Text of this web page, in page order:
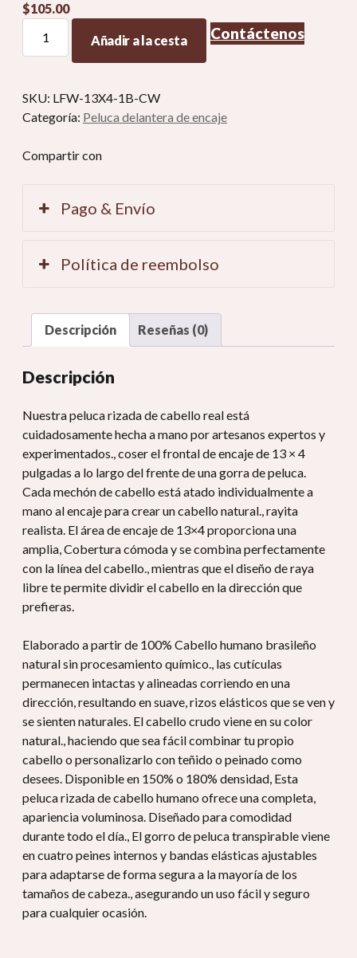
$105.00
rizada
real
Pelucas
de
cantidad
Añadir a la cesta Contáctenos
SKU: LFW-13X4-1B-CW
Categoría: Peluca delantera de encaje
Compartir con
Pago & Envío
Política de reembolso
Descripción Reseñas (0)
Descripción
Nuestra peluca rizada de cabello real está
cuidadosamente hecha a mano por artesanos expertos y
experimentados., coser el frontal de encaje de 13 × 4
pulgadas a lo largo del frente de una gorra de peluca.
Cada mechón de cabello está atado individualmente a
mano al encaje para crear un cabello natural., rayita
realista. El área de encaje de 13×4 proporciona una
amplia, Cobertura cómoda y se combina perfectamente
con la línea del cabello., mientras que el diseño de raya
libre te permite dividir el cabello en la dirección que
prefieras.
Elaborado a partir de 100% Cabello humano brasileño
natural sin procesamiento químico., las cutículas
permanecen intactas y alineadas corriendo en una
dirección, resultando en suave, rizos elásticos que se ven y
se sienten naturales. El cabello crudo viene en su color
natural., haciendo que sea fácil combinar tu propio
cabello o personalizarlo con teñido o peinado como
desees. Disponible en 150% o 180% densidad, Esta
peluca rizada de cabello humano ofrece una completa,
apariencia voluminosa. Diseñado para comodidad
durante todo el día., El gorro de peluca transpirable viene
en cuatro peines internos y bandas elásticas ajustables
para adaptarse de forma segura a la mayoría de los
tamaños de cabeza., asegurando un uso fácil y seguro
para cualquier ocasión.